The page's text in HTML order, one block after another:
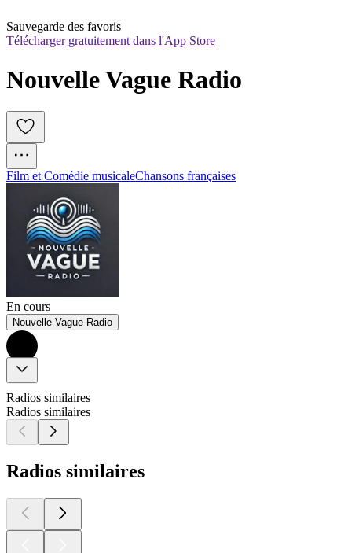
Sauvegarde des favoris
Télécharger gratuitement dans l'App Store
Nouvelle Vague Radio
Film et Comédie musicaleChansons françaises
En cours
Nouvelle Vague Radio
Radios similaires
Radios similaires
Radios similaires